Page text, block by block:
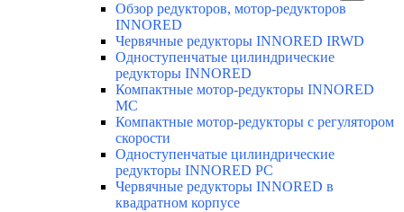
Обзор редукторов, мотор-редукторов
INNORED
Червячные редукторы INNORED IRWD
Одноступенчатые цилиндрические
редукторы INNORED
Компактные мотор-редукторы INNORED
MC
Компактные мотор-редукторы с регулятором
скорости
Одноступенчатые цилиндрические
редукторы INNORED PC
Червячные редукторы INNORED в
квадратном корпусе